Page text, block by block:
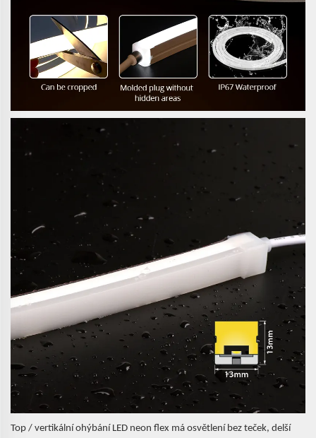
Top / vertikální ohýbání LED neon flex má osvětlení bez teček, delší